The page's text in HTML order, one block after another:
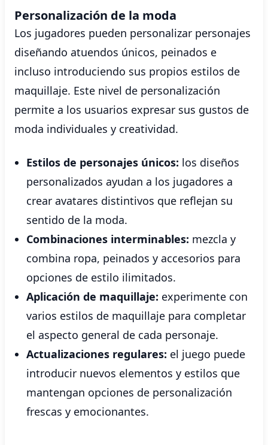
Personalización de la moda
Los jugadores pueden personalizar personajes
diseñando atuendos únicos, peinados e
incluso introduciendo sus propios estilos de
maquillaje. Este nivel de personalización
permite a los usuarios expresar sus gustos de
moda individuales y creatividad.
Estilos de personajes únicos: los diseños
personalizados ayudan a los jugadores a
crear avatares distintivos que reflejan su
sentido de la moda.
Combinaciones interminables: mezcla y
combina ropa, peinados y accesorios para
opciones de estilo ilimitados.
Aplicación de maquillaje: experimente con
varios estilos de maquillaje para completar
el aspecto general de cada personaje.
Actualizaciones regulares: el juego puede
introducir nuevos elementos y estilos que
mantengan opciones de personalización
frescas y emocionantes.